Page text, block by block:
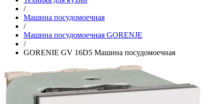
/
Машина посудомоечная
/
Машина посудомоечная GORENJE
/
GORENIE GV 16D5 Машина посудомоечная